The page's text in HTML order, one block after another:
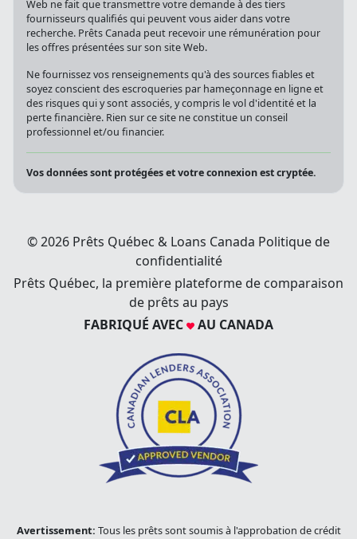
Web ne fait que transmettre votre demande à des tiers
fournisseurs qualifiés qui peuvent vous aider dans votre
recherche. Prêts Canada peut recevoir une rémunération pour
les offres présentées sur son site Web.
Ne fournissez vos renseignements qu'à des sources fiables et
soyez conscient des escroqueries par hameçonnage en ligne et
des risques qui y sont associés, y compris le vol d'identité et la
perte financière. Rien sur ce site ne constitue un conseil
professionnel et/ou financier.
Vos données sont protégées et votre connexion est cryptée.
© 2026 Prêts Québec & Loans Canada Politique de
confidentialité
Prêts Québec, la première plateforme de comparaison
de prêts au pays
FABRIQUÉ AVEC
AU CANADA
Avertissement: Tous les prêts sont soumis à l'approbation de crédit